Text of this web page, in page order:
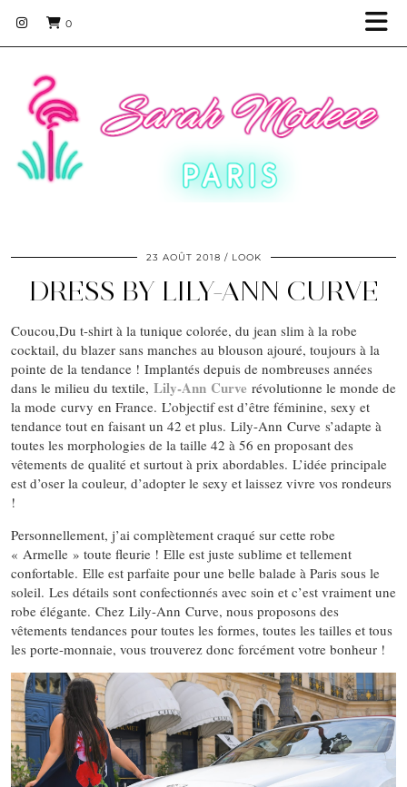
0
23 AOÛT 2018 LOOK
DRESS BY LILY-ANN CURVE
Coucou,Du t-shirt à la tunique colorée, du jean slim à la robe
cocktail, du blazer sans manches au blouson ajouré, toujours à la
pointe de la tendance ! Implantés depuis de nombreuses années
dans le milieu du textile, Lily-Ann Curve révolutionne le monde de
la mode curvy en France. L’objectif est d’être féminine, sexy et
tendance tout en faisant un 42 et plus. Lily-Ann Curve s’adapte à
toutes les morphologies de la taille 42 à 56 en proposant des
vêtements de qualité et surtout à prix abordables. L’idée principale
est d’oser la couleur, d’adopter le sexy et laissez vivre vos rondeurs
!
Personnellement, j’ai complètement craqué sur cette robe
« Armelle » toute fleurie ! Elle est juste sublime et tellement
confortable. Elle est parfaite pour une belle balade à Paris sous le
soleil. Les détails sont confectionnés avec soin et c’est vraiment une
robe élégante. Chez Lily-Ann Curve, nous proposons des
vêtements tendances pour toutes les formes, toutes les tailles et tous
les porte-monnaie, vous trouverez donc forcément votre bonheur !